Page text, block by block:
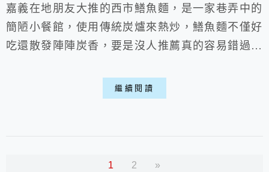
嘉義在地朋友大推的西市鱔魚麵，是一家巷弄中的
簡陋小餐館，使用傳統炭爐來熱炒，鱔魚麵不僅好
吃還散發陣陣炭香，要是沒人推薦真的容易錯過。
麵倒是沒這方面問題，調味上沒太多南部風格，吃
起來乾爽且不酸不甜，相信北部來的朋友都會喜
繼續閱讀
1 2 »